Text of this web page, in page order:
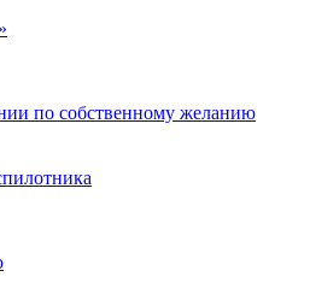
по собственному желанию